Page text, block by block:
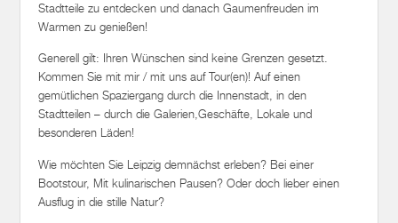
Stadtteile zu entdecken und danach Gaumenfreuden im
Warmen zu genießen!
Generell gilt: Ihren Wünschen sind keine Grenzen gesetzt.
Kommen Sie mit mir / mit uns auf Tour(en)! Auf einen
gemütlichen Spaziergang durch die Innenstadt, in den
Stadtteilen – durch die Galerien,Geschäfte, Lokale und
besonderen Läden!
Wie möchten Sie Leipzig demnächst erleben? Bei einer
Bootstour, Mit kulinarischen Pausen? Oder doch lieber einen
Ausflug in die stille Natur?